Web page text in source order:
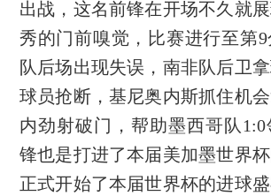
出战，这名前锋在开场不久就
秀的门前嗅觉，比赛进行至第
队后场出现失误，南非队后卫
球员抢断，基尼奥内斯抓住机
内劲射破门，帮助墨西哥队
锋也是打进了本届美加墨世界杯
正式开始了本届世界杯的进球